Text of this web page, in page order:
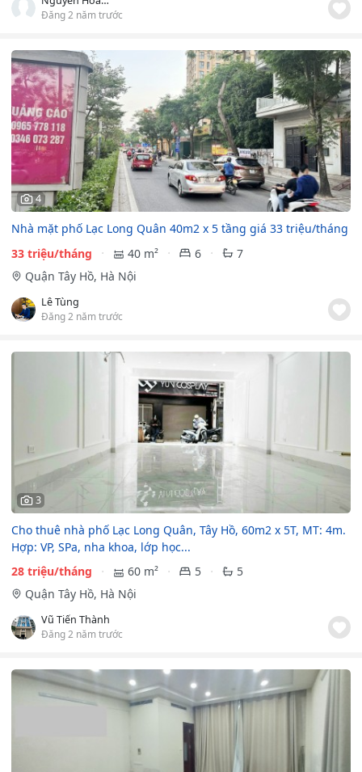
Đăng 2 năm trước
4
Nhà mặt phố Lạc Long Quân 40m2 x 5 tầng giá 33 triệu/tháng
33 triệu/tháng
40 m² 6
7
Quận Tây Hồ, Hà Nội
Lê Tùng
Đăng 2 năm trước
3
Cho thuê nhà phố Lạc Long Quân, Tây Hồ, 60m2 x 5T, MT: 4m.
Hợp: VP, SPa, nha khoa, lớp học...
28 triệu/tháng
60 m² 5
5
Quận Tây Hồ, Hà Nội
Vũ Tiến Thành
Đăng 2 năm trước